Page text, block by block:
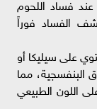
عند فساد اللحوم
الفساد فوراً
على سيليكا أو
البنفسجية، مما
اللون الطبيعي